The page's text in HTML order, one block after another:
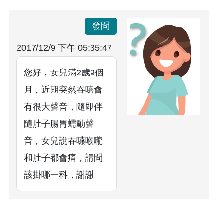
發問
2017/12/9 下午 05:35:47
您好，女兒滿2歲9個
月，近期突然吞嚥會
有很大聲音，隨即伴
隨肚子腸胃蠕動聲
音，女兒說吞嚥喉嚨
和肚子都會痛，請問
該掛哪一科，謝謝